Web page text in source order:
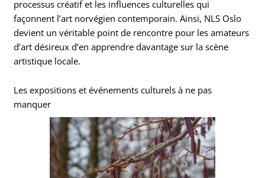
processus créatif et les influences culturelles qui
façonnent l’art norvégien contemporain. Ainsi, NLS Oslo
devient un véritable point de rencontre pour les amateurs
d’art désireux d’en apprendre davantage sur la scène
artistique locale.
Les expositions et événements culturels à ne pas
manquer